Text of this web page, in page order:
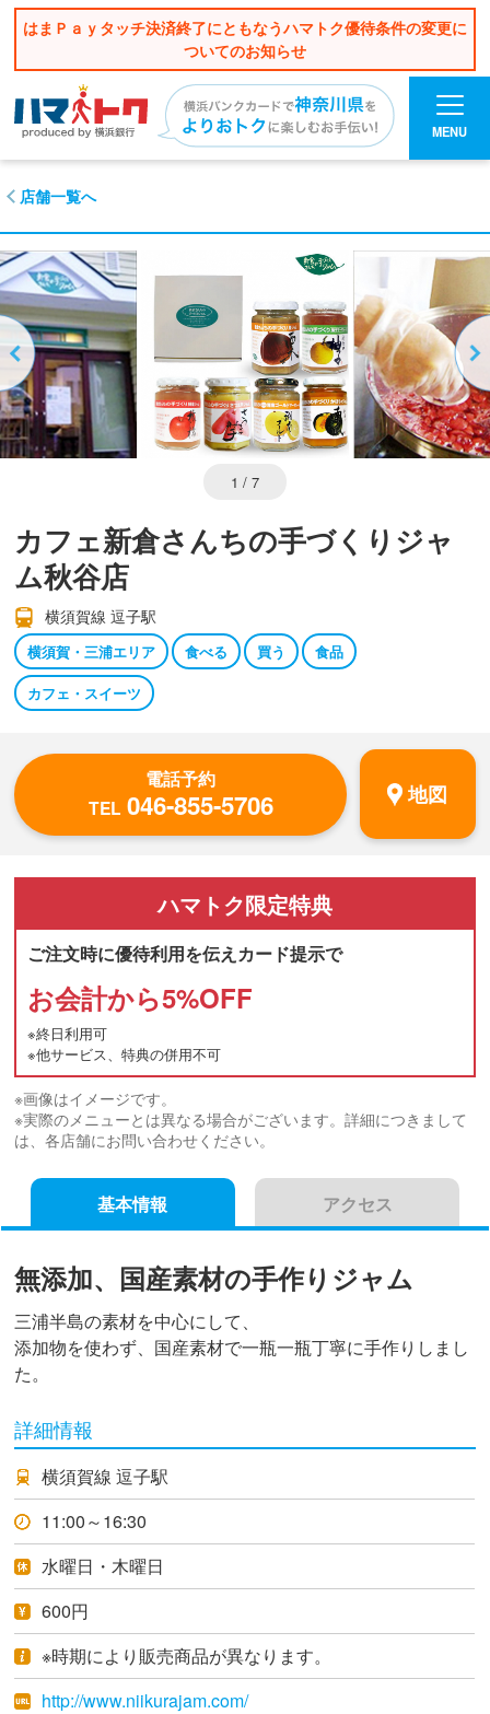
はまＰａｙタッチ決済終了にともなうハマトク優待条件の変更に
ついてのお知らせ
MENU
店舗一覧へ
1 / 7
カフェ新倉さんちの手づくりジャ
ム秋谷店
横須賀線 逗子駅
横須賀・三浦エリア 食べる 買う
食品
カフェ・スイーツ
電話予約
TEL 046-855-5706 地図
ハマトク限定特典
ご注文時に優待利用を伝えカード提示で
お会計から5%OFF
※終日利用可
※他サービス、特典の併用不可
※画像はイメージです。
※実際のメニューとは異なる場合がございます。詳細につきまして
は、各店舗にお問い合わせください。
基本情報 アクセス
無添加、国産素材の手作りジャム
三浦半島の素材を中心にして、
添加物を使わず、国産素材で一瓶一瓶丁寧に手作りしまし
た。
詳細情報
横須賀線 逗子駅
11:00～16:30
水曜日・木曜日
600円
※時期により販売商品が異なります。
http://www.niikurajam.com/